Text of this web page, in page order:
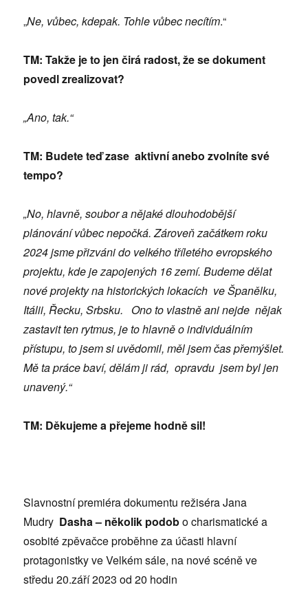
„Ne, vůbec, kdepak. Tohle vůbec necítím.“
TM: Takže je to jen čirá radost, že se dokument
povedl zrealizovat?
„Ano, tak.“
TM: Budete teď zase aktivní anebo zvolníte své
tempo?
„No, hlavně, soubor a nějaké dlouhodobější
plánování vůbec nepočká. Zároveň začátkem roku
2024 jsme přizváni do velkého tříletého evropského
projektu, kde je zapojených 16 zemí. Budeme dělat
nové projekty na historických lokacích ve Španělku,
Itálii, Řecku, Srbsku. Ono to vlastně ani nejde nějak
zastavit ten rytmus, je to hlavně o individuálním
přístupu, to jsem si uvědomil, měl jsem čas přemýšlet.
Mě ta práce baví, dělám ji rád, opravdu jsem byl jen
unavený.“
TM: Děkujeme a přejeme hodně sil!
Slavnostní premiéra dokumentu režiséra Jana
Mudry Dasha – několik podobo charismatické a
osobité zpěvačce proběhne za účasti hlavní
protagonistky ve Velkém sále, na nové scéně ve
středu 20.září 2023 od 20 hodin